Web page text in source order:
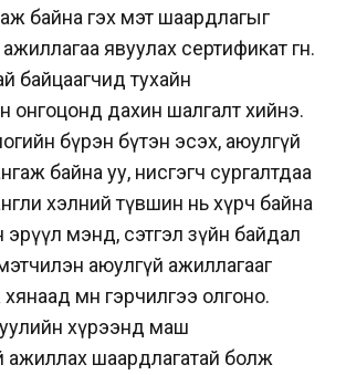
байна гэх мэт шаардлагыг
явуулах сертификат өгнө.
байцаагчид тухайн
онгоцонд дахин шалгалт хийнэ.
бүрэн бүтэн эсэх, аюулгүй
байна уу, нисгэгч сургалтдаа
хэлний түвшин нь хүрч байна
эрүүл мэнд, сэтгэл зүйн байдал
аюулгүй ажиллагааг
мөн гэрчилгээ олгоно.
хүрээнд маш
ажиллах шаардлагатай болж